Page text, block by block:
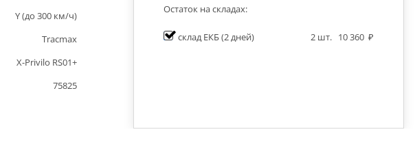
Y(до300 км/ч)
Tracmax
X-Privilo RS01+
75825
Остаток на складах:
склад ЕКБ(2 дней) 2 шт. 10 360